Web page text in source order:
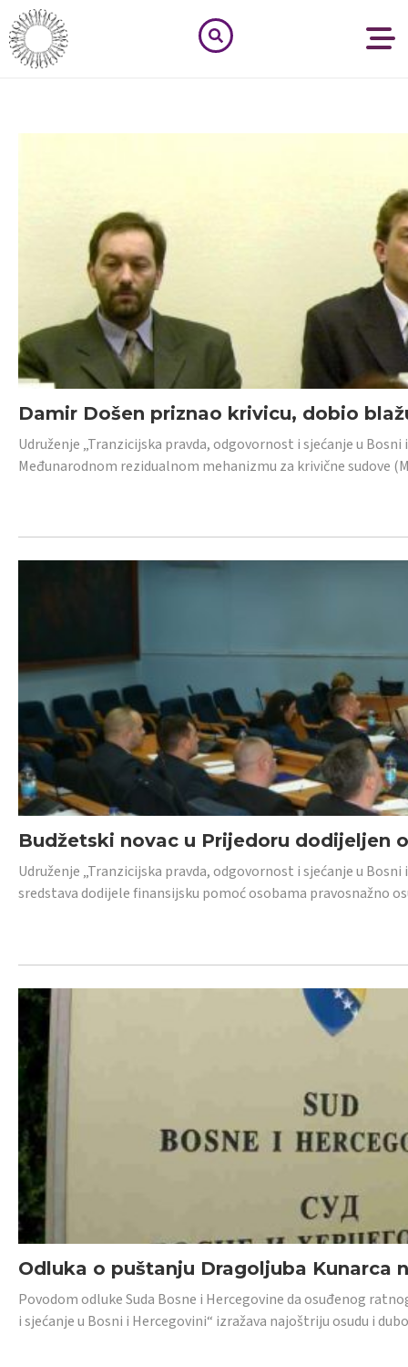
Damir Došen priznao krivicu, dobio
Udruženje „Tranzicijska pravda, odgovornost i sjećanje u
Međunarodnom rezidualnom mehanizmu za krivične sudove
Budžetski novac u Prijedoru dodijeljen
Udruženje „Tranzicijska pravda, odgovornost i sjećanje u
sredstava dodijele finansijsku pomoć osobama pravosnažno
Odluka o puštanju Dragoljuba Kunarca
Povodom odluke Suda Bosne i Hercegovine da osuđenog
i sjećanje u Bosni i Hercegovini“ izražava najoštriju osudu i